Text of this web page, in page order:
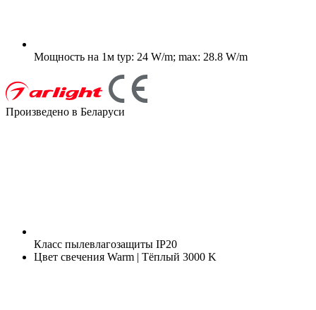
Мощность на 1м typ: 24 W/m; max: 28.8 W/m
Произведено в Беларуси
Класс пылевлагозащиты IP20
Цвет свечения Warm | Тёплый 3000 K